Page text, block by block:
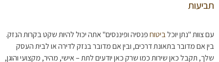
תביעות
עם צוות "נתן יוכלביטוחפנסיה ופיננסים" אתה יכול להיות שקט בקרות הנזק.
בין אם מדובר בתאונת דרכים, ובין אם מדובר בנזק לדירה או לבית העסק
שלך, תקבל כאן שירות כמו שרק כאן יודעים לתת – אישי, מהיר, מקצועי והוגן,